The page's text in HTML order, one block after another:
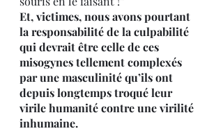
Et, victimes, nous avons pourtant
la responsabilité de la culpabilité
qui devrait être celle de ces
misogynes tellement complexés
par une masculinité qu’ils ont
depuis longtemps troqué leur
virile humanité contre une virilité
inhumaine.